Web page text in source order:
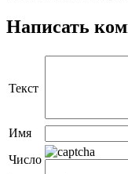
Написать
Текст
Имя
Число